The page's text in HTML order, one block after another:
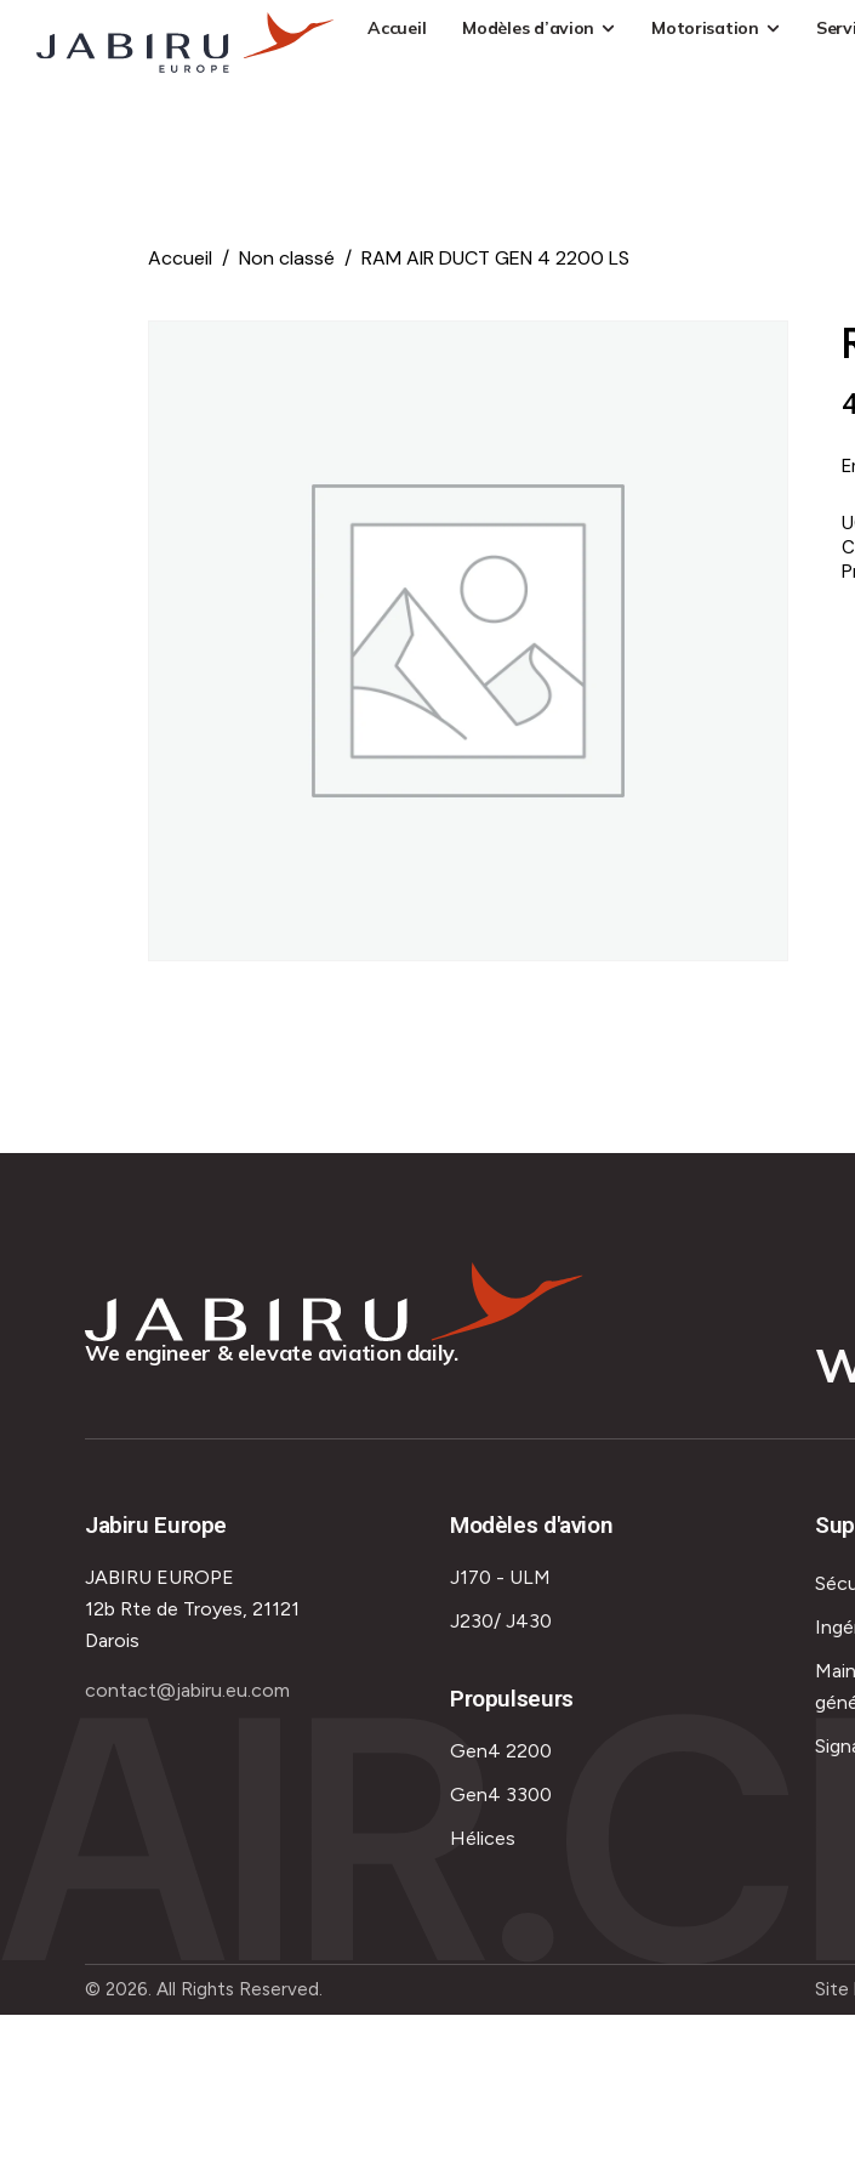
Accueil Modèles d’avion Motorisation
Accueil Non classé RAM AIR DUCT GEN 4 2200 LS
We engineer & elevate aviation daily.
Jabiru Europe
JABIRU EUROPE
12b Rte de Troyes, 21121
Darois
contact@jabiru.eu.com
Modèles d'avion
J170 - ULM
J230/ J430
Propulseurs
Gen4 2200
Gen4 3300
Hélices
© 2026. All Rights Reserved. Site